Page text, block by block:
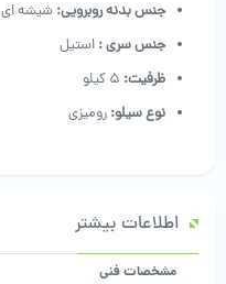
جنس بدنه روبرویی: شیشه ای
جنس سری : استیل
ظرفیت: 5 کیلو
نوع سیلو: رومیزی
اطلاعات بیشتر
مشخصات فنی